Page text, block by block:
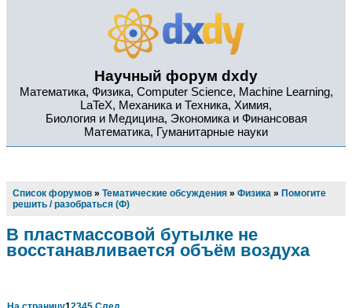
Научный форум dxdy
Математика, Физика, Computer Science, Machine Learning,
LaTeX, Механика и Техника, Химия,
Биология и Медицина, Экономика и Финансовая
Математика, Гуманитарные науки
Список форумов » Тематические обсуждения » Физика » Помогите
решить / разобраться (Ф)
В пластмассовой бутылке не
восстанавливается объём воздуха